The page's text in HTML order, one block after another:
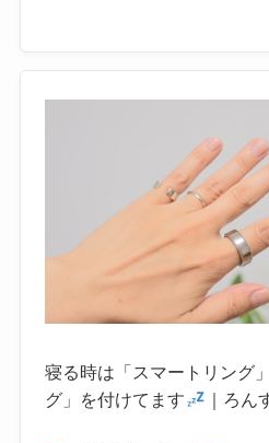
寝る時は「スマートリング
グ」を付けてます
｜ろん